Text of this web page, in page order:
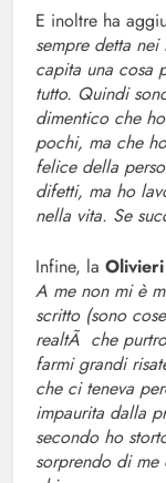
E inoltre ha
sempre detta
capita una cosa
tutto. Quindi
dimentico che
pochi, ma che
felice della
difetti, ma ho
nella vita. Se
Infine, la Olivieri
A me non mi è
scritto (sono
realtÃ che
farmi grandi
che ci teneva
impaurita dalla
secondo ho
sorprendo di